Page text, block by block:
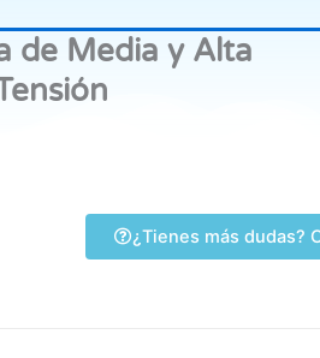
de Media y Alta
¿Tienes más dudas?